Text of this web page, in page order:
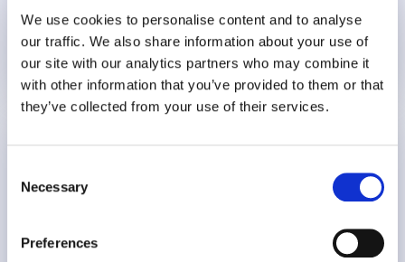
We use cookies to personalise content and to analyse
our traffic. We also share information about your use of
our site with our analytics partners who may combine it
with other information that you’ve provided to them or that
they’ve collected from your use of their services.
Selection
Necessary
Preferences
Neuroproductividad
Entevista con Santiago Fernández: Crear una